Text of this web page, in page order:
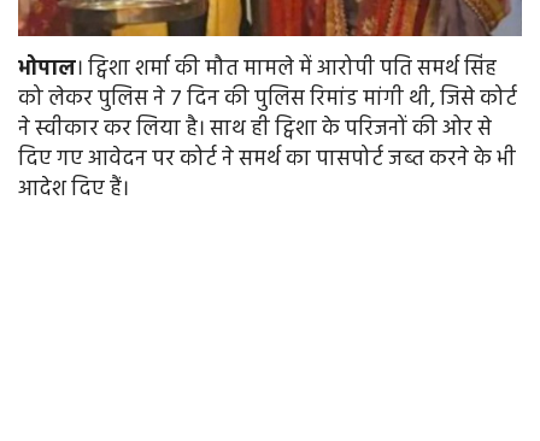
भोपाल। ट्विशा शर्मा की मौत मामले में आरोपी पति समर्थ सिंह
को लेकर पुलिस ने 7 दिन की पुलिस रिमांड मांगी थी, जिसे कोर्ट
ने स्वीकार कर लिया है। साथ ही ट्विशा के परिजनों की ओर से
दिए गए आवेदन पर कोर्ट ने समर्थ का पासपोर्ट जब्त करने के भी
आदेश दिए हैं।